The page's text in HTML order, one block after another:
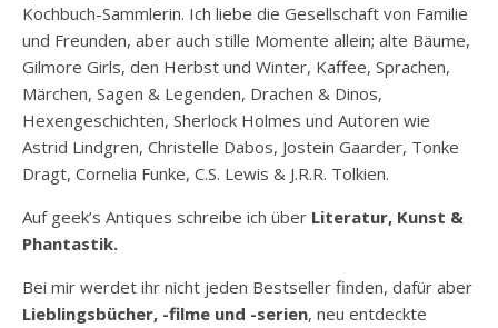
Kochbuch-Sammlerin. Ich liebe die Gesellschaft von Familie
und Freunden, aber auch stille Momente allein; alte Bäume,
Gilmore Girls, den Herbst und Winter, Kaffee, Sprachen,
Märchen, Sagen & Legenden, Drachen & Dinos,
Hexengeschichten, Sherlock Holmes und Autoren wie
Astrid Lindgren, Christelle Dabos, Jostein Gaarder, Tonke
Dragt, Cornelia Funke, C.S. Lewis & J.R.R. Tolkien.
Auf geek’s Antiques schreibe ich über Literatur, Kunst &
Phantastik.
Bei mir werdet ihr nicht jeden Bestseller finden, dafür aber
Lieblingsbücher, -filme und -serien, neu entdeckte